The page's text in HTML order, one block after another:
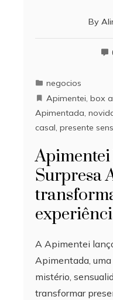
By
negocios
Apimentei, box
Apimentada,
casal, presente
Surpresa
A Apimentei
Apimentada,
mistério,
transformar